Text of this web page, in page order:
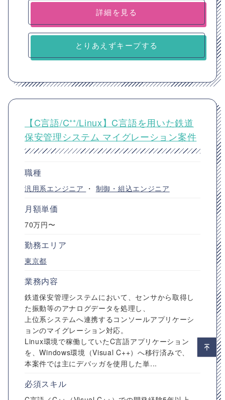
詳細を見る
とりあえずキープする
【C言語/C⁺⁺/Linux】C言語を用いた鉄道
保安管理システム マイグレーション案件
職種
汎用系エンジニア ・ 制御・組込エンジニア
月額単価
70万円〜
勤務エリア
東京都
業務内容
鉄道保安管理システムにおいて、センサから取得し
た振動等のアナログデータを処理し、
上位系システムへ連携するコンソールアプリケーシ
ョンのマイグレーション対応。
Linux環境で稼働していたC言語アプリケーション
を、Windows環境（Visual C++）へ移行済みで、
本案件では主にデバッガを使用した単...
必須スキル